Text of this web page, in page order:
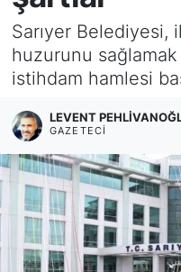
Sarıyer Belediyesi,
huzurunu
istihdam hamlesi
LEVENT
GAZETECI
KÖŞE YAZILARI
KÖŞE YAZILARI
KÜLTÜR SANAT
MAGAZİN
RÖPORTAJ
SAĞLIK